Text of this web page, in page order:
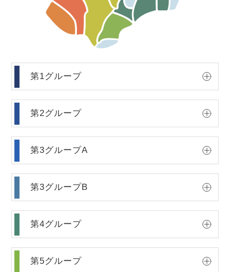
第1グループ
第2グループ
第3グループA
第3グループB
第4グループ
第5グループ